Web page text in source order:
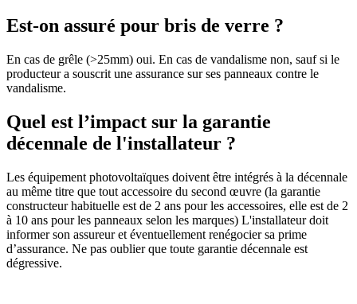
Est-on assuré pour bris de verre ?
En cas de grêle (>25mm) oui. En cas de vandalisme non, sauf si le
producteur a souscrit une assurance sur ses panneaux contre le
vandalisme.
Quel est l’impact sur la garantie
décennale de l'installateur ?
Les équipement photovoltaïques doivent être intégrés à la décennale
au même titre que tout accessoire du second œuvre (la garantie
constructeur habituelle est de 2 ans pour les accessoires, elle est de 2
à 10 ans pour les panneaux selon les marques) L'installateur doit
informer son assureur et éventuellement renégocier sa prime
d’assurance. Ne pas oublier que toute garantie décennale est
dégressive.